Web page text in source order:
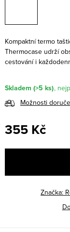
Kompaktní termo
Thermocase udrží
cestování i
Skladem (>5 ks)
Možnosti
355 Kč
cena:
Značka: